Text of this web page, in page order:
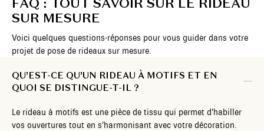
SUR MESURE
Voici quelques questions-réponses pour vous guider dans votre
projet de pose de rideaux sur mesure.
QU’EST-CE QU’UN RIDEAU À MOTIFS ET EN
QUOI SE DISTINGUE-T-IL ?
Le rideau à motifs est une pièce de tissu qui permet d’habiller
vos ouvertures tout en s’harmonisant avec votre décoration.